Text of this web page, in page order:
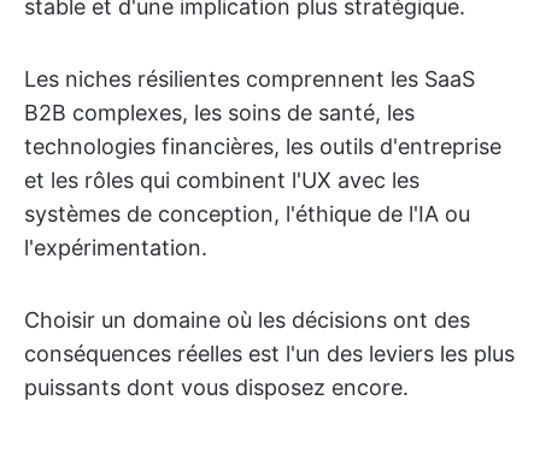
stable et d'une implication plus stratégique.
Les niches résilientes comprennent les SaaS
B2B complexes, les soins de santé, les
technologies financières, les outils d'entreprise
et les rôles qui combinent l'UX avec les
systèmes de conception, l'éthique de l'IA ou
l'expérimentation.
Choisir un domaine où les décisions ont des
conséquences réelles est l'un des leviers les plus
puissants dont vous disposez encore.